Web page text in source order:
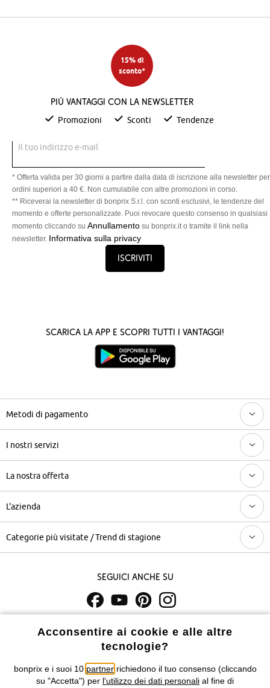
15% di
sconto*
Più vantaggi con la newsletter
Promozioni Sconti Tendenze
Il tuo indirizzo e-mail
* Offerta valida per 30 giorni a partire dalla data di iscrizione alla newsletter per
ordini superiori a 40 €. Non cumulabile con altre promozioni in corso.
** Riceverai la newsletter di bonprix S.r.l. con sconti esclusivi, le tendenze del
momento e offerte personalizzate. Puoi revocare questo consenso in qualsiasi
momento cliccando su Annullamento su bonprix.it o tramite il link nella
newsletter. Informativa sulla privacy
Iscriviti
Scarica la App e scopri tutti i vantaggi!
Metodi di pagamento
I nostri servizi
La nostra offerta
L'azienda
Categorie più visitate / Trend di stagione
Seguici anche su
I prezzi sono IVA inclusa. Non includono
le spese di spedizione e i
costi di servizio.
Condizioni di vendita Accessibilità
Acconsentire ai cookie e alle altre
tecnologie?
bonprix e i suoi 10 partnerrichiedono il tuo consenso (cliccando
su "Accetta") per l'utilizzo dei dati personali al fine di